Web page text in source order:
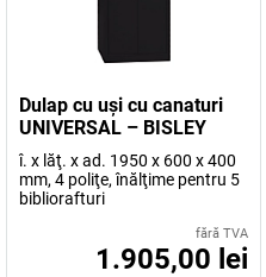
Dulap cu uşi cu canaturi
UNIVERSAL – BISLEY
î. x lăţ. x ad. 1950 x 600 x 400
mm, 4 poliţe, înălţime pentru 5
bibliorafturi
fără TVA
1.905,00 lei